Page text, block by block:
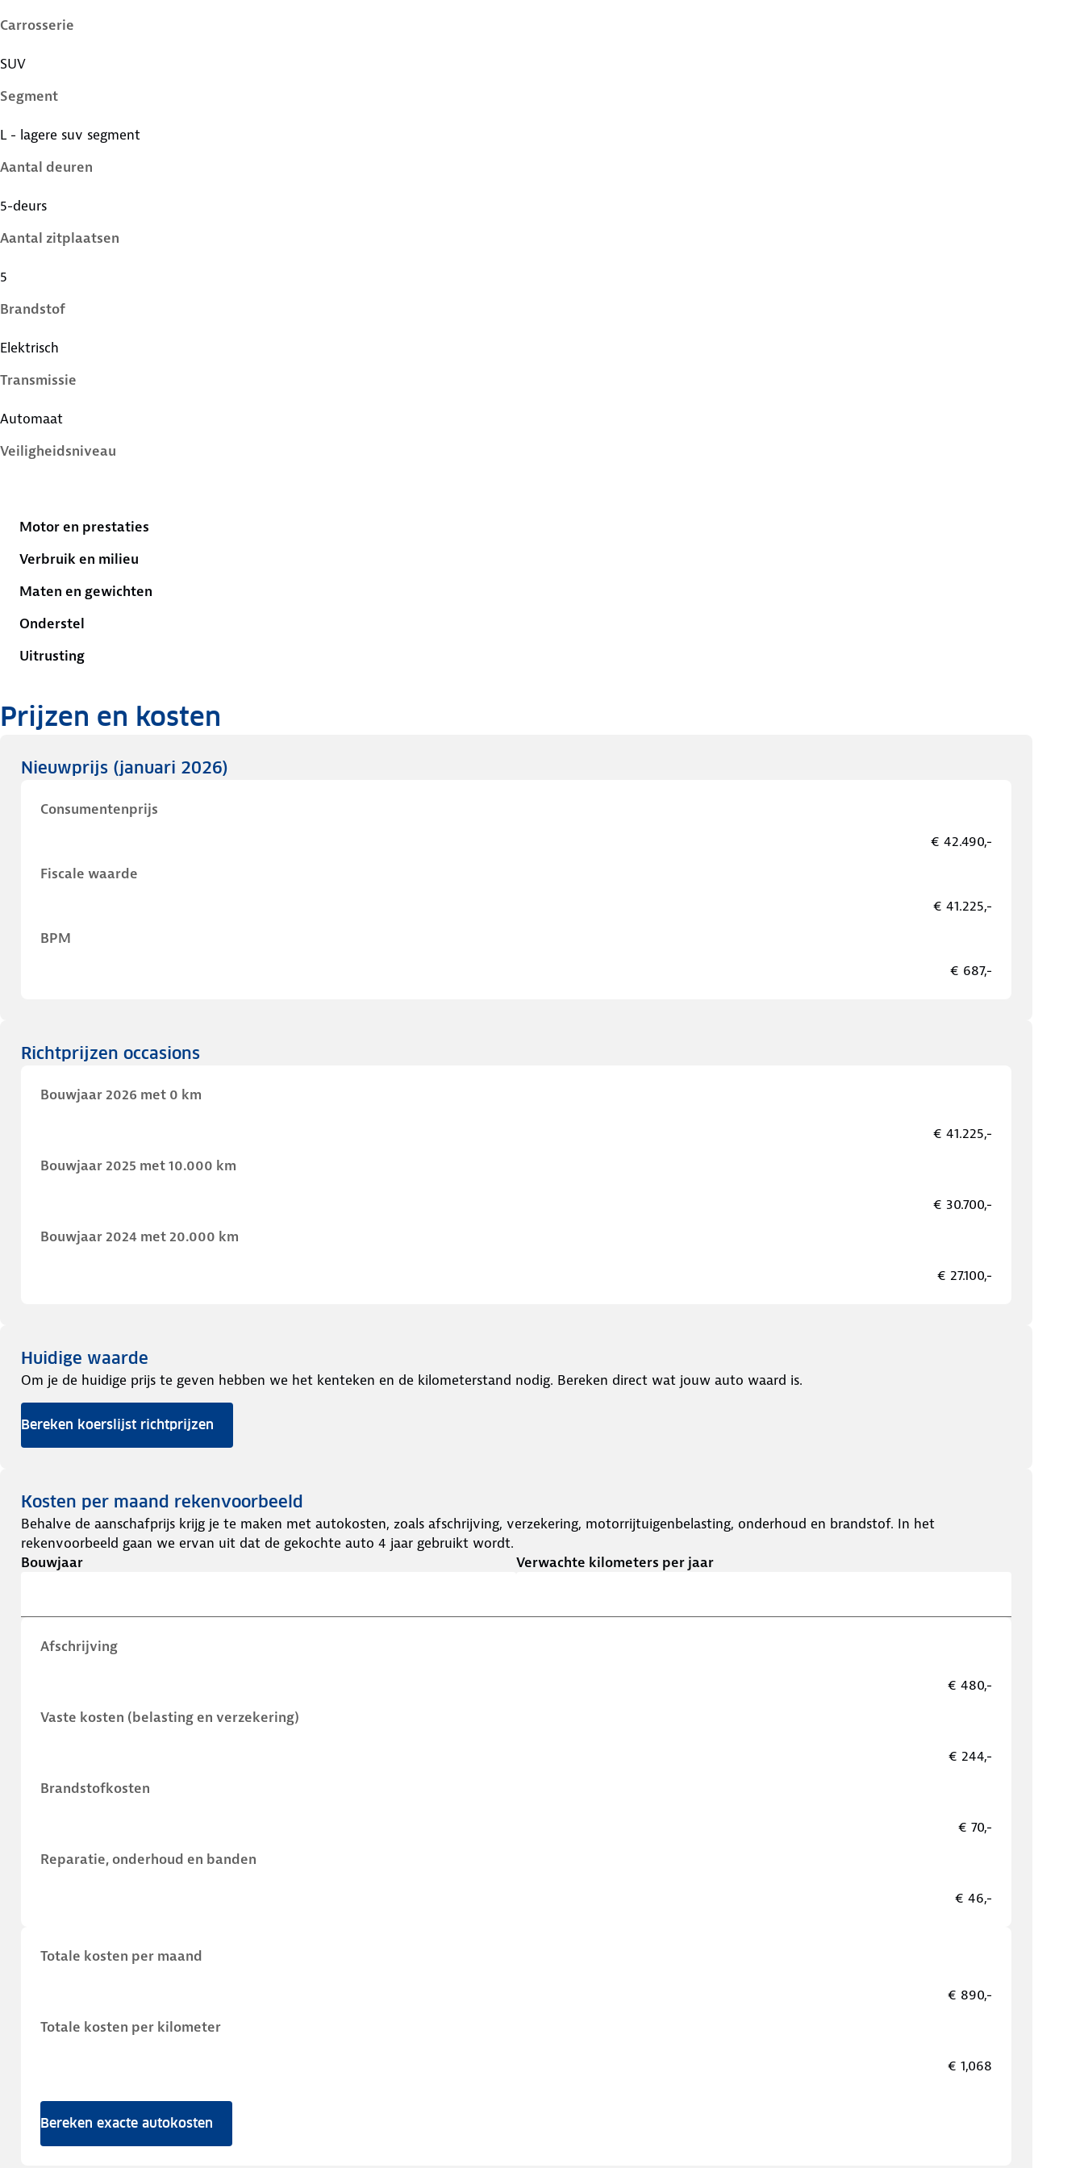
Carrosserie
SUV
Segment
L - lagere suv segment
Aantal deuren
5-deurs
Aantal zitplaatsen
5
Brandstof
Elektrisch
Transmissie
Automaat
Veiligheidsniveau
Motor en prestaties
Verbruik en milieu
Maten en gewichten
Onderstel
Uitrusting
Prijzen en kosten
Nieuwprijs (januari 2026)
Consumentenprijs
€ 42.490,-
Fiscale waarde
€ 41.225,-
BPM
€ 687,-
Richtprijzen occasions
Bouwjaar 2026 met 0 km
€ 41.225,-
Bouwjaar 2025 met 10.000 km
€ 30.700,-
Bouwjaar 2024 met 20.000 km
€ 27.100,-
Huidige waarde
Om je de huidige prijs te geven hebben we het kenteken en de kilometerstand nodig. Bereken direct wat jouw auto waard is.
Bereken koerslijst richtprijzen
Kosten per maand rekenvoorbeeld
Behalve de aanschafprijs krijg je te maken met autokosten, zoals afschrijving, verzekering, motorrijtuigenbelasting, onderhoud en brandstof. In het
rekenvoorbeeld gaan we ervan uit dat de gekochte auto 4 jaar gebruikt wordt.
Bouwjaar
Verwachte kilometers per jaar
Afschrijving
€ 480,-
Vaste kosten (belasting en verzekering)
€ 244,-
Brandstofkosten
€ 70,-
Reparatie, onderhoud en banden
€ 46,-
Totale kosten per maand
€ 890,-
Totale kosten per kilometer
€ 1,068
Bereken exacte autokosten